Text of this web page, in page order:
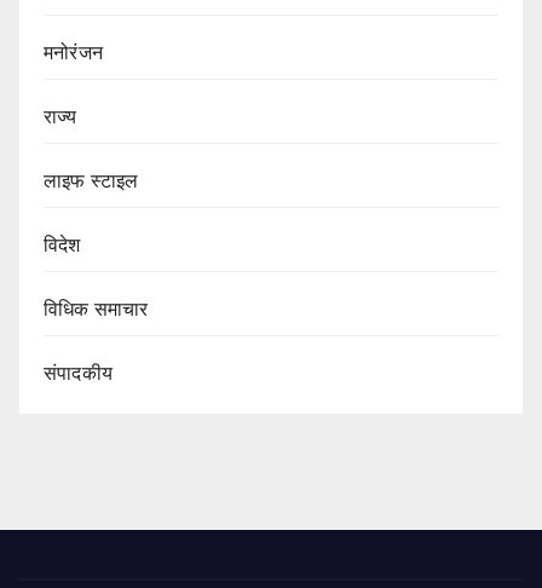
मनोरंजन
राज्य
लाइफ स्टाइल
विदेश
विधिक समाचार
संपादकीय